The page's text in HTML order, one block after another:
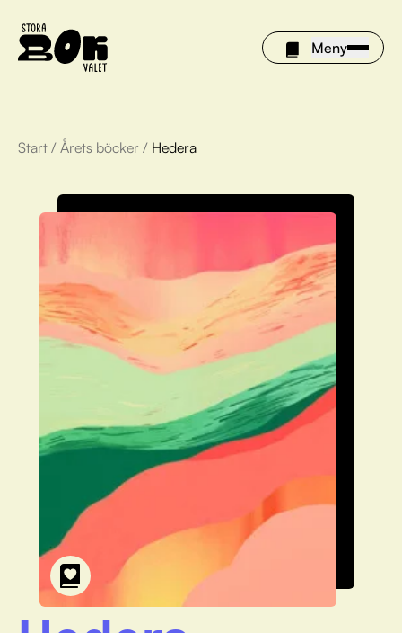
Meny
Årets böcker
Om Stora bokvalet
Olivia tipsar
Vinnare
FAQ
För bibliotek
Start / Årets böcker / Hedera